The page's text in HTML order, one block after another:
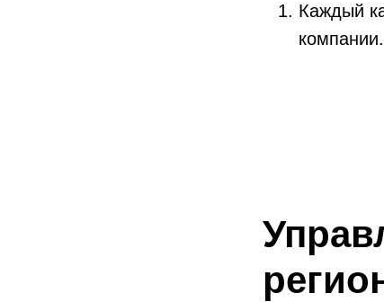
Каждый
компании.